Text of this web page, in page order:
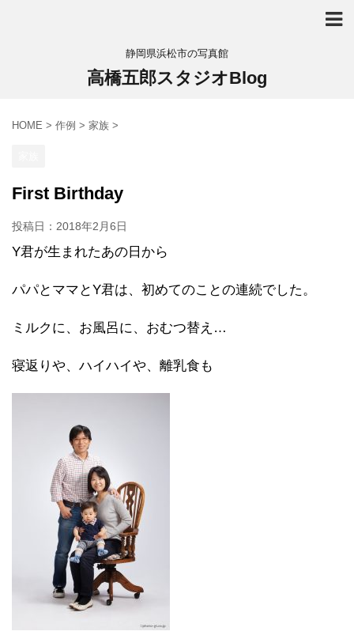
静岡県浜松市の写真館
高橋五郎スタジオBlog
HOME > 作例 > 家族 >
First Birthday
投稿日： 2018年2月6日
Y君が生まれたあの日から
パパとママとY君は、初めてのことの連続でした。
ミルクに、お風呂に、おむつ替え…
寝返りや、ハイハイや、離乳食も